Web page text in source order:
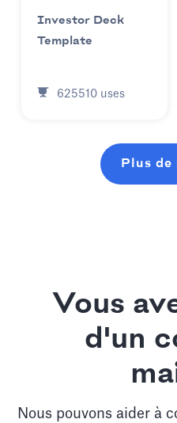
Investor Deck
Template
625510 uses
Plus de
Vous
d'un
Nous pouvons aider à